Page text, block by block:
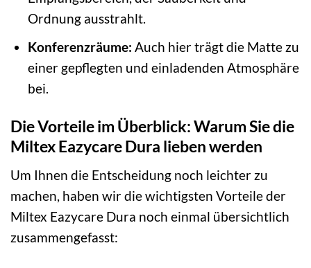
Ordnung ausstrahlt.
Konferenzräume: Auch hier trägt die Matte zu
einer gepflegten und einladenden Atmosphäre
bei.
Die Vorteile im Überblick: Warum Sie die
Miltex Eazycare Dura lieben werden
Um Ihnen die Entscheidung noch leichter zu
machen, haben wir die wichtigsten Vorteile der
Miltex Eazycare Dura noch einmal übersichtlich
zusammengefasst: